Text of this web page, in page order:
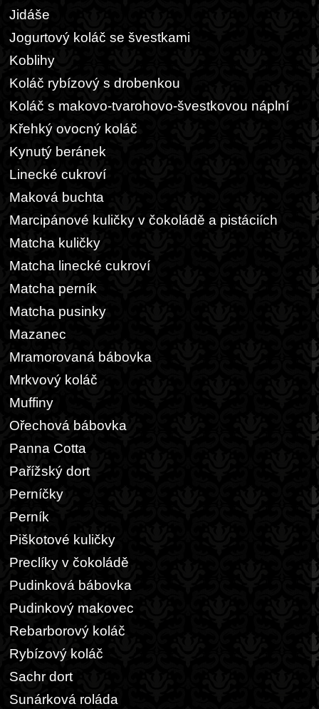
Jidáše
Jogurtový koláč se švestkami
Koblihy
Koláč rybízový s drobenkou
Koláč s makovo-tvarohovo-švestkovou náplní
Křehký ovocný koláč
Kynutý beránek
Linecké cukroví
Maková buchta
Marcipánové kuličky v čokoládě a pistáciích
Matcha kuličky
Matcha linecké cukroví
Matcha perník
Matcha pusinky
Mazanec
Mramorovaná bábovka
Mrkvový koláč
Muffiny
Ořechová bábovka
Panna Cotta
Pařížský dort
Perníčky
Perník
Piškotové kuličky
Preclíky v čokoládě
Pudinková bábovka
Pudinkový makovec
Rebarborový koláč
Rybízový koláč
Sachr dort
Sunárková roláda